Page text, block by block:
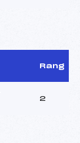
Rang
2